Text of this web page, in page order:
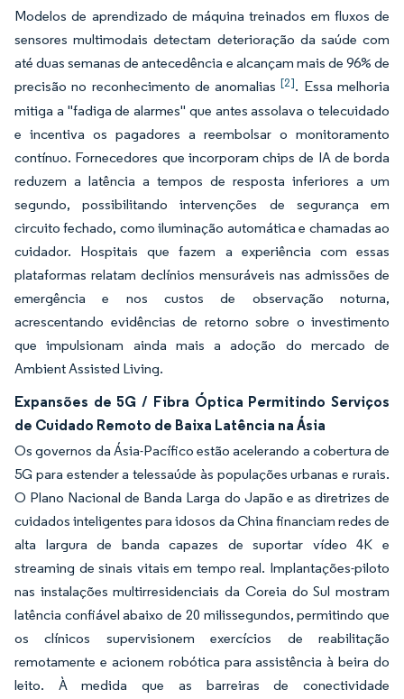
Modelos de aprendizado de máquina treinados em fluxos de
sensores multimodais detectam deterioração da saúde com
até duas semanas de antecedência e alcançam mais de 96% de
precisão no reconhecimento de anomalias[2]. Essa melhoria
mitiga a "fadiga de alarmes" que antes assolava o telecuidado
e incentiva os pagadores a reembolsar o monitoramento
contínuo. Fornecedores que incorporam chips de IA de borda
reduzem a latência a tempos de resposta inferiores a um
segundo, possibilitando intervenções de segurança em
circuito fechado, como iluminação automática e chamadas ao
cuidador. Hospitais que fazem a experiência com essas
plataformas relatam declínios mensuráveis nas admissões de
emergência e nos custos de observação noturna,
acrescentando evidências de retorno sobre o investimento
que impulsionam ainda mais a adoção do mercado de
Ambient Assisted Living.
Expansões de 5G / Fibra Óptica Permitindo Serviços
de Cuidado Remoto de Baixa Latência na Ásia
Os governos da Ásia-Pacífico estão acelerando a cobertura de
5G para estender a telessaúde às populações urbanas e rurais.
O Plano Nacional de Banda Larga do Japão e as diretrizes de
cuidados inteligentes para idosos da China financiam redes de
alta largura de banda capazes de suportar vídeo 4K e
streaming de sinais vitais em tempo real. Implantações-piloto
nas instalações multirresidenciais da Coreia do Sul mostram
latência confiável abaixo de 20 milissegundos, permitindo que
os clínicos supervisionem exercícios de reabilitação
remotamente e acionem robótica para assistência à beira do
leito. À medida que as barreiras de conectividade